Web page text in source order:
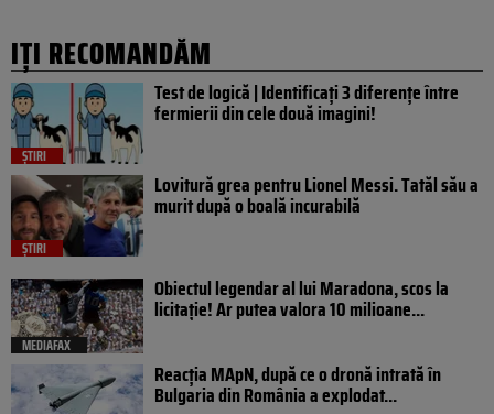
IȚI RECOMANDĂM
ȘTIRI
Test de logică | Identificați 3 diferențe între
fermierii din cele două imagini!
ȘTIRI
Lovitură grea pentru Lionel Messi. Tatăl său a
murit după o boală incurabilă
MEDIAFAX
Obiectul legendar al lui Maradona, scos la
licitație! Ar putea valora 10 milioane...
Reacția MApN, după ce o dronă intrată în
Bulgaria din România a explodat...